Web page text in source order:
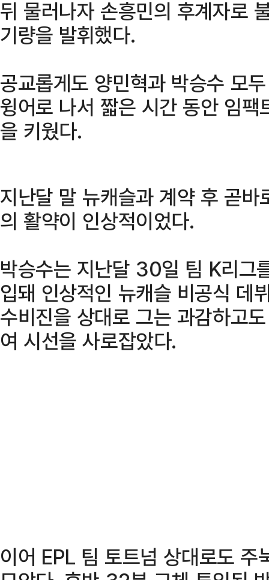
뒤 물러나자 손흥민의 후계자로
기량을 발휘했다.
공교롭게도 양민혁과 박승수 모
윙어로 나서 짧은 시간 동안 임
을 키웠다.
지난달 말 뉴캐슬과 계약 후 곧
의 활약이 인상적이었다.
박승수는 지난달 30일 팀 K리그
입돼 인상적인 뉴캐슬 비공식 데
수비진을 상대로 그는 과감하고
여 시선을 사로잡았다.
이어 EPL 팀 토트넘 상대로도